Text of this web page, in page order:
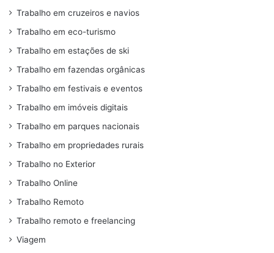
Trabalho em cruzeiros e navios
Trabalho em eco-turismo
Trabalho em estações de ski
Trabalho em fazendas orgânicas
Trabalho em festivais e eventos
Trabalho em imóveis digitais
Trabalho em parques nacionais
Trabalho em propriedades rurais
Trabalho no Exterior
Trabalho Online
Trabalho Remoto
Trabalho remoto e freelancing
Viagem